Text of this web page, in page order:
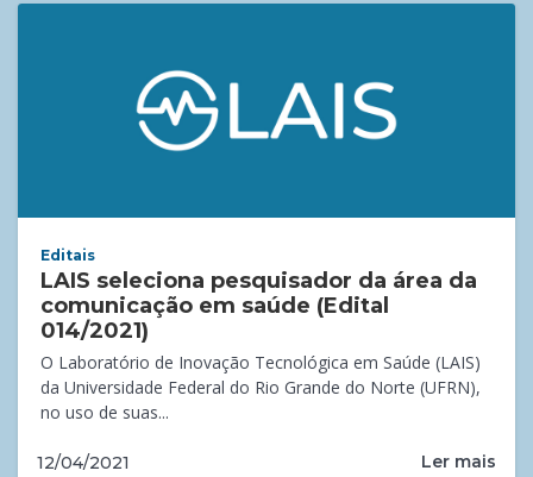
Editais
LAIS seleciona pesquisador da área da
comunicação em saúde (Edital
014/2021)
O Laboratório de Inovação Tecnológica em Saúde (LAIS)
da Universidade Federal do Rio Grande do Norte (UFRN),
no uso de suas...
12/04/2021 Ler mais